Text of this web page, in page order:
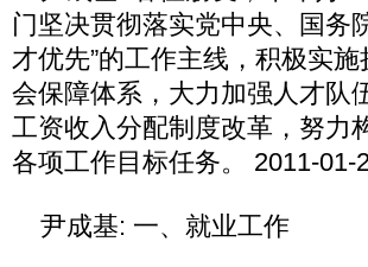
门坚决贯彻落实党中央、国务
才优先”的工作主线，积极实
会保障体系，大力加强人才队
工资收入分配制度改革，努力
各项工作目标任务。 2011-01-
尹成基: 一、就业工作